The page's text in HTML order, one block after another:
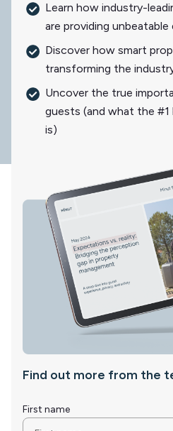
Learn how industry-
are providing unbeatable
Discover how smart
transforming the
Uncover the true
guests (and what the
is)
Find out more from the
First name